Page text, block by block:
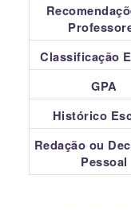
Classificação
GPA
Histórico
Redação ou
Pessoal